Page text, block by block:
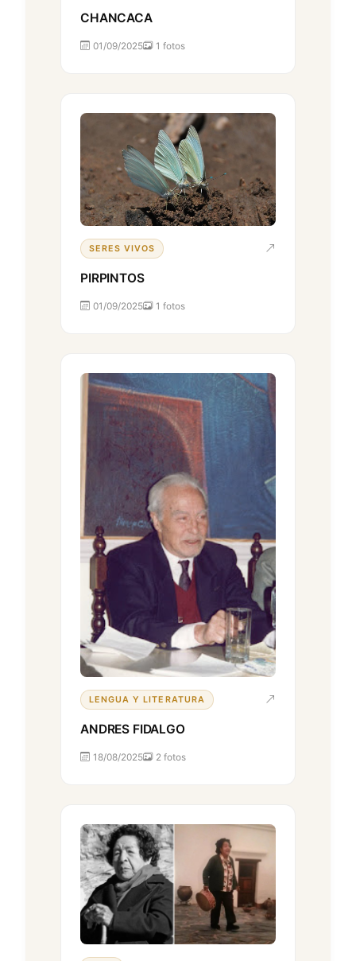
CHANCACA
01/09/2025 1 fotos
SERES VIVOS
PIRPINTOS
01/09/2025 1 fotos
LENGUA Y LITERATURA
ANDRES FIDALGO
18/08/2025 2 fotos